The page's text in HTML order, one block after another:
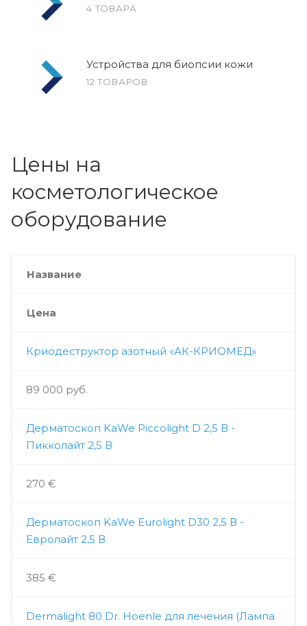
4 ТОВАРА
Устройства для биопсии кожи
12 ТОВАРОВ
Цены на
косметологическое
оборудование
Название
Цена
Криодеструктор азотный «АК-КРИОМЕД»
89 000 руб.
Дерматоскоп KaWe Piccolight D 2,5 В -
Пикколайт 2,5 В
270 €
Дерматоскоп KaWe Eurolight D30 2,5 В -
Евролайт 2,5 В
385 €
Dermalight 80 Dr. Hoenle для лечения (Лампа